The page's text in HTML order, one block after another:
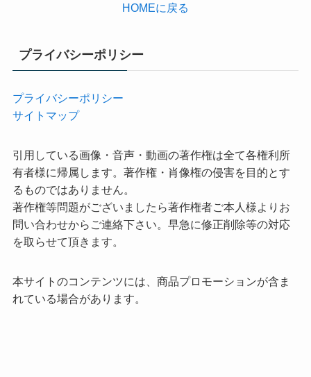
HOMEに戻る
プライバシーポリシー
プライバシーポリシー
サイトマップ
引用している画像・音声・動画の著作権は全て各権利所
有者様に帰属します。著作権・肖像権の侵害を目的とす
るものではありません。
著作権等問題がございましたら著作権者ご本人様よりお
問い合わせからご連絡下さい。早急に修正削除等の対応
を取らせて頂きます。
本サイトのコンテンツには、商品プロモーションが含ま
れている場合があります。